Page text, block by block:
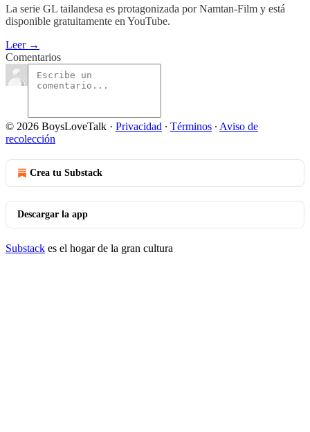
La serie GL tailandesa es protagonizada por Namtan-Film y está
disponible gratuitamente en YouTube.
Leer →
Comentarios
© 2026 BoysLoveTalk · Privacidad ∙ Términos ∙ Aviso de
recolección
Crea tu Substack
Descargar la app
Substack es el hogar de la gran cultura